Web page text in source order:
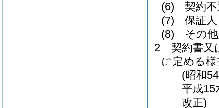
(6)
契約
(7)
保証人
(8)
その
2
契約書又
に定める
(昭和
平成15
改正)